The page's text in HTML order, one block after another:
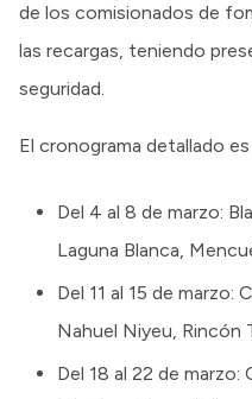
de los comisionados de
las recargas, teniendo
seguridad.
El cronograma detallado
Del 4 al 8 de marzo:
Laguna Blanca,
Del 11 al 15 de marzo:
Nahuel Niyeu, Rincón
Del 18 al 22 de